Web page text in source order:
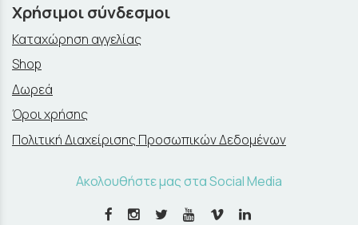
Χρήσιμοι σύνδεσμοι
Καταχώρηση αγγελίας
Shop
Δωρεά
Όροι χρήσης
Πολιτική Διαχείρισης Προσωπικών Δεδομένων
Ακολουθήστε μας στα Social Media